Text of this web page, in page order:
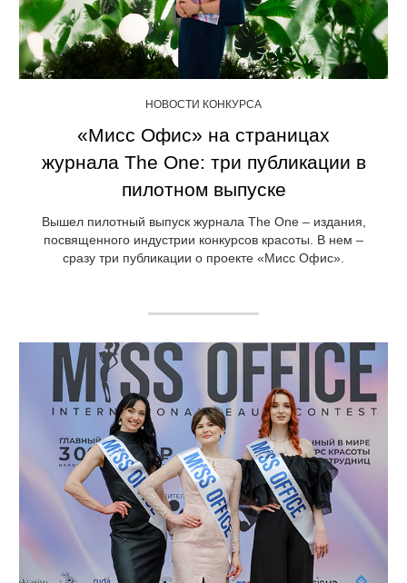
НОВОСТИ КОНКУРСА
«Мисс Офис» на страницах
журнала The One: три публикации в
пилотном выпуске
Вышел пилотный выпуск журнала The One – издания,
посвященного индустрии конкурсов красоты. В нем –
сразу три публикации о проекте «Мисс Офис».